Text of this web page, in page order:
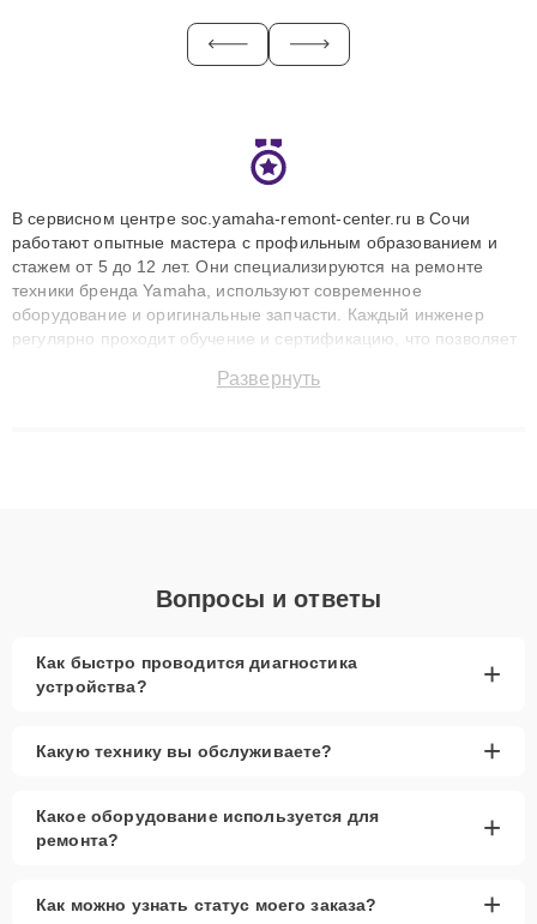
В сервисном центре soc.yamaha-remont-center.ru в Сочи
работают опытные мастера с профильным образованием и
стажем от 5 до 12 лет. Они специализируются на ремонте
техники бренда Yamaha, используют современное
оборудование и оригинальные запчасти. Каждый инженер
регулярно проходит обучение и сертификацию, что позволяет
технику с сохранением гарантии до 3 лет. Наши мастера
Развернуть
Вопросы и ответы
Как быстро проводится диагностика
устройства?
+
Какую технику вы обслуживаете? +
Какое оборудование используется для
ремонта?
+
Как можно узнать статус моего заказа? +